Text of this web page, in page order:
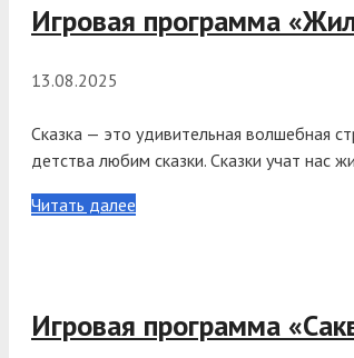
Игровая программа
13.08.2025
Сказка — это удивительная волшебная
детства любим сказки. Сказки учат нас
Читать далее
Игровая программа